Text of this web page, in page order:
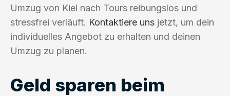
Umzug von Kiel nach Tours reibungslos und
stressfrei verläuft. Kontaktiere uns jetzt, um dein
individuelles Angebot zu erhalten und deinen
Umzug zu planen.
Geld sparen beim